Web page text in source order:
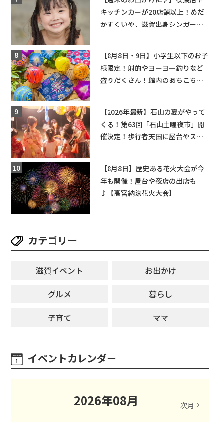
キッチンカーが20店舗以上！めだ
かすくいや、滋賀出身シンガーソ
【8月8日・9日】小学生以下のお子
様限定！射的やヨーヨー釣りなど
盛りだくさん！館内のあちこちに
【2026年最新】石山の夏がやって
くる！第63回「石山土曜夜市」開
催決定！歩行者天国に屋台やステ
【8月8日】歴史ある花火大会が今
年も開催！屋台や夜店の出店も
♪【高宮納涼花火大会】
カテゴリー
滋賀イベント
お出かけ
グルメ
暮らし
子育て
ママ
イベントカレンダー
2026年08月 次月